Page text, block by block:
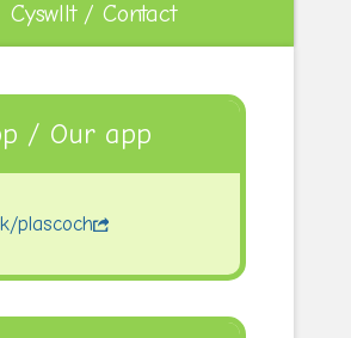
Cyswllt / Contact
/ Our app
plascoch